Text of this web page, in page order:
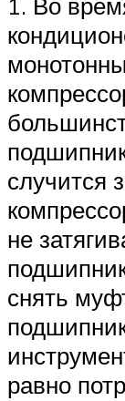
случится
не
снять
равно